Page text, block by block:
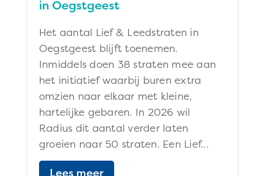
in Oegstgeest
Het aantal Lief & Leedstraten in
Oegstgeest blijft toenemen.
Inmiddels doen 38 straten mee aan
het initiatief waarbij buren extra
omzien naar elkaar met kleine,
hartelijke gebaren. In 2026 wil
Radius dit aantal verder laten
groeien naar 50 straten. Een Lief...
Lees meer